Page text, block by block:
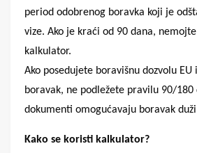
period odobrenog boravka koji je
vize. Ako je kraći od 90 dana,
kalkulator.
Ako posedujete boravišnu dozvolu
boravak, ne podležete pravilu 90/
dokumenti omogućavaju boravak
Kako se koristi kalkulator?